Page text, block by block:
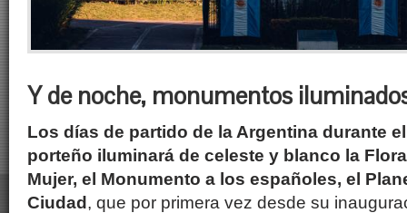
Y de noche, monumentos
Los días de partido de la Argentina durante
porteño iluminará de celeste y blanco la
Mujer, el Monumento a los españoles, el
Ciudad, que por primera vez desde su